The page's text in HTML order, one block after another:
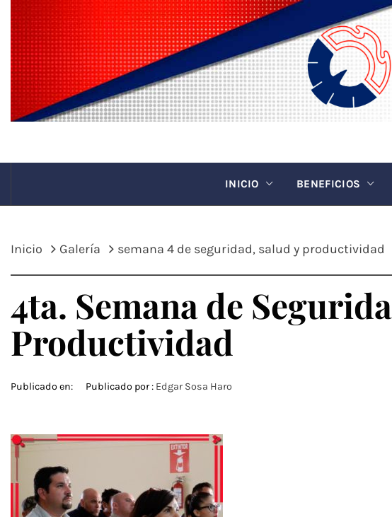
Saltar
contenido
INICIO BENEFICIOS
Inicio Galería semana 4 de seguridad, salud y productividad
4ta. Semana de
Productividad
Publicado en: Publicado por : Edgar Sosa Haro